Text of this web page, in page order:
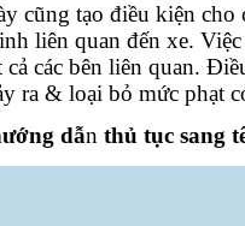
cũng tạo điều kiện
liên quan đến xe.
cả các bên liên quan.
ra & loại bỏ mức phạt
dẫn thủ tục sang